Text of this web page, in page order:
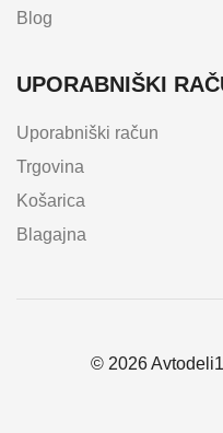
Blog
UPORABNIŠKI
Uporabniški račun
Trgovina
Košarica
Blagajna
© 2026